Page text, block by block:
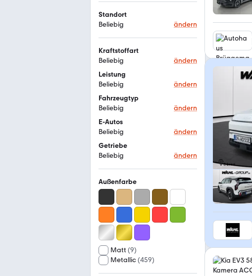
Standort
Beliebig
ändern
Kraftstoffart
Beliebig
ändern
Leistung
Beliebig
ändern
Fahrzeugtyp
Beliebig
ändern
E-Autos
Beliebig
ändern
Getriebe
Beliebig
ändern
Außenfarbe
Matt (9)
Metallic(459)